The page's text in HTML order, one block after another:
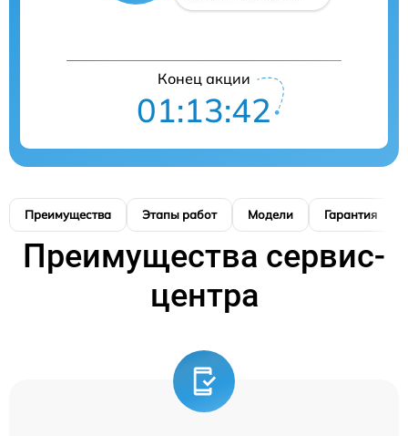
Конец акции
01:13:41
Преимущества Этапы работ Модели Гарантия
Преимущества сервис-
центра